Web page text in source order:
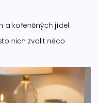
a kořeněných jídel.
nich zvolit něco